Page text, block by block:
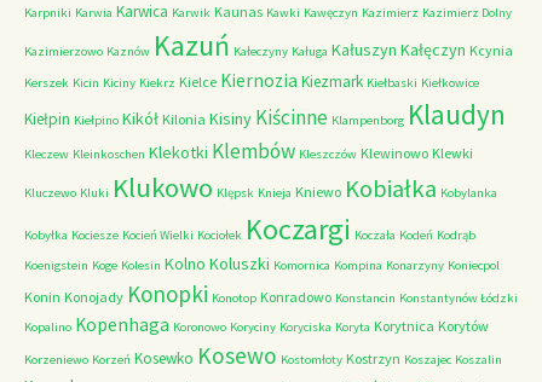
Karpniki Karwia Karwica Karwik Kaunas Kawki Kawęczyn Kazimierz Kazimierz Dolny
Kazimierzowo Kaznów Kazuń Kałeczyny Kaługa Kałuszyn Kałęczyn Kcynia
Kerszek Kicin Kiciny Kiekrz Kielce Kiernozia Kiezmark Kiełbaski Kiełkowice
Kiełpin Kiełpino Kikół Kilonia Kisiny Kiścinne Klampenborg Klaudyn
Kleczew Kleinkoschen Klekotki Klembów Kleszczów Klewinowo Klewki
Kluczewo Kluki Klukowo Klępsk Knieja Kniewo Kobiałka Kobylanka
Kobyłka Kociesze Kocień Wielki Kociołek Koczargi Koczała Kodeń Kodrąb
Koenigstein Koge Kolesin Kolno Koluszki Komornica Kompina Konarzyny Koniecpol
Konin Konojady Konopki Konotop Konradowo Konstancin Konstantynów Łódzki
Kopalino Kopenhaga Koronowo Koryciny Koryciska Koryta Korytnica Korytów
Korzeniewo Korzeń Kosewko Kosewo Kostomłoty Kostrzyn Koszajec Koszalin